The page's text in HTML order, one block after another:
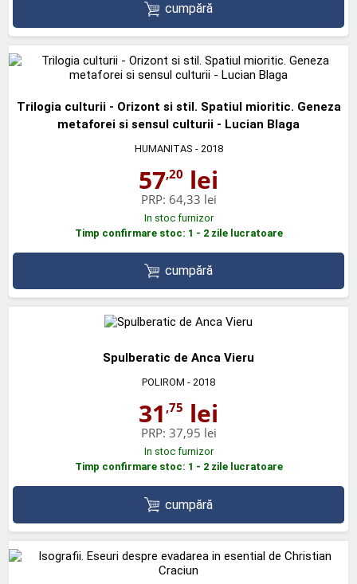
cumpără
Trilogia culturii - Orizont si stil. Spatiul mioritic. Geneza
metaforei si sensul culturii - Lucian Blaga
HUMANITAS - 2018
57,20 lei
PRP: 64,33 lei
In stoc furnizor
Timp confirmare stoc: 1 - 2 zile lucratoare
cumpără
Spulberatic de Anca Vieru
POLIROM - 2018
31 ,75 lei
PRP: 37,95 lei
In stoc furnizor
Timp confirmare stoc: 1 - 2 zile lucratoare
cumpără